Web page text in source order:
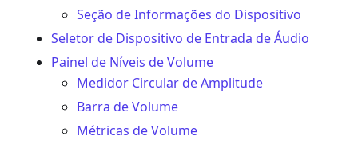
Seção de Informações do Dispositivo
Seletor de Dispositivo de Entrada de Áudio
Painel de Níveis de Volume
Medidor Circular de Amplitude
Barra de Volume
Métricas de Volume